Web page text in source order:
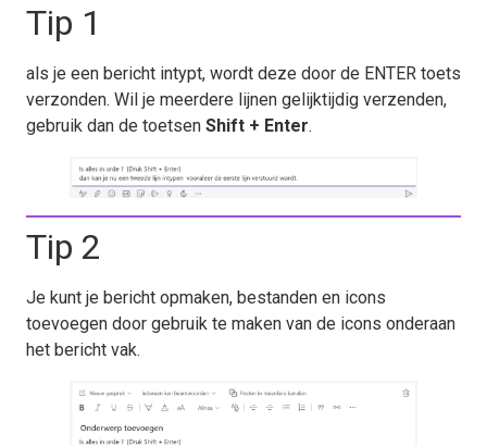
Tip 1
als je een bericht intypt, wordt deze door de ENTER toets
verzonden. Wil je meerdere lijnen gelijktijdig verzenden,
gebruik dan de toetsen Shift + Enter.
Tip 2
Je kunt je bericht opmaken, bestanden en icons
toevoegen door gebruik te maken van de icons onderaan
het bericht vak.